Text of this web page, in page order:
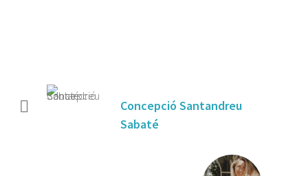
Concepció Santandreu
Sabaté